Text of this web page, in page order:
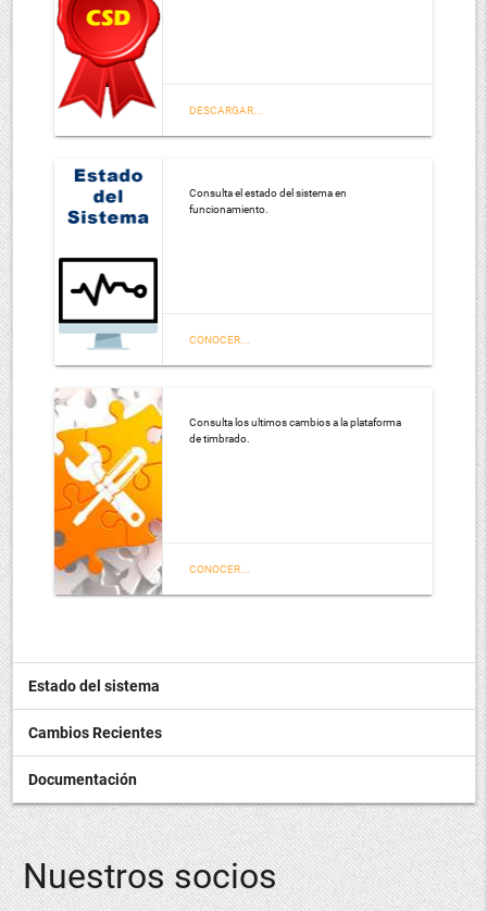
DESCARGAR...
Consulta el estado del sistema en
funcionamiento.
CONOCER...
Consulta los ultimos cambios a la plataforma
de timbrado.
CONOCER...
Estado del sistema
Cambios Recientes
Documentación
Nuestros socios